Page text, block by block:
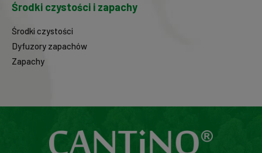
Środki czystości i zapachy
Środki czystości
Dyfuzory zapachów
Zapachy